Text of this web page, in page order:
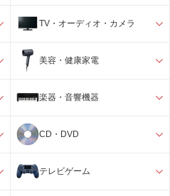
TV・オーディオ・カメラ
美容・健康家電
楽器・音響機器
CD・DVD
テレビゲーム